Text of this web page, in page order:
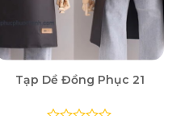
Tạp Dề Đồng Phục 21